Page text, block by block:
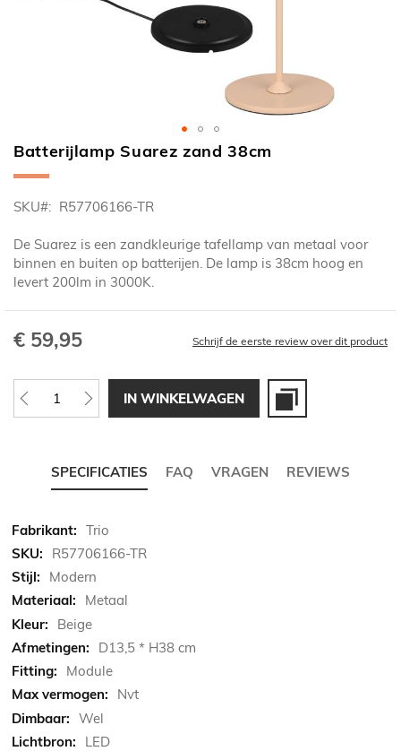
Ga
naar
begin
de
afbeeldingen-
gallerij
Batterijlamp Suarez zand 38cm
SKU R57706166-TR
De Suarez is een zandkleurige tafellamp van metaal voor
binnen en buiten op batterijen. De lamp is 38cm hoog en
levert 200lm in 3000K.
€ 59,95 Schrijf de eerste review over dit product
IN WINKELWAGEN
SPECIFICATIES FAQ VRAGEN REVIEWS
Meer
informatie
Trio
R57706166-TR
Modern
Metaal
Beige
D13,5 * H38 cm
Module
Nvt
Wel
LED